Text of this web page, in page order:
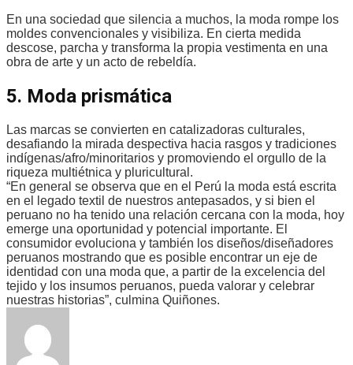
En una sociedad que silencia a muchos, la moda rompe los
moldes convencionales y visibiliza. En cierta medida
descose, parcha y transforma la propia vestimenta en una
obra de arte y un acto de rebeldía.
5. Moda prismática
Las marcas se convierten en catalizadoras culturales,
desafiando la mirada despectiva hacia rasgos y tradiciones
indígenas/afro/minoritarios y promoviendo el orgullo de la
riqueza multiétnica y pluricultural.
“En general se observa que en el Perú la moda está escrita
en el legado textil de nuestros antepasados, y si bien el
peruano no ha tenido una relación cercana con la moda, hoy
emerge una oportunidad y potencial importante. El
consumidor evoluciona y también los diseños/diseñadores
peruanos mostrando que es posible encontrar un eje de
identidad con una moda que, a partir de la excelencia del
tejido y los insumos peruanos, pueda valorar y celebrar
nuestras historias”, culmina Quiñones.